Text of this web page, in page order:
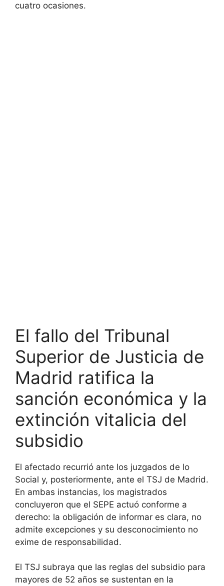
cuatro ocasiones.
El fallo del Tribunal
Superior de Justicia de
Madrid ratifica la
sanción económica y la
extinción vitalicia del
subsidio
El afectado recurrió ante los juzgados de lo
Social y, posteriormente, ante el TSJ de Madrid.
En ambas instancias, los magistrados
concluyeron que el SEPE actuó conforme a
derecho: la obligación de informar es clara, no
admite excepciones y su desconocimiento no
exime de responsabilidad.
El TSJ subraya que las reglas del subsidio para
mayores de 52 años se sustentan en la